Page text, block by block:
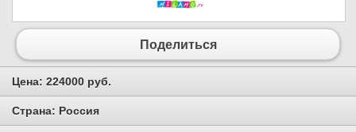
Поделиться
Цена: 224000 руб.
Страна: Россия